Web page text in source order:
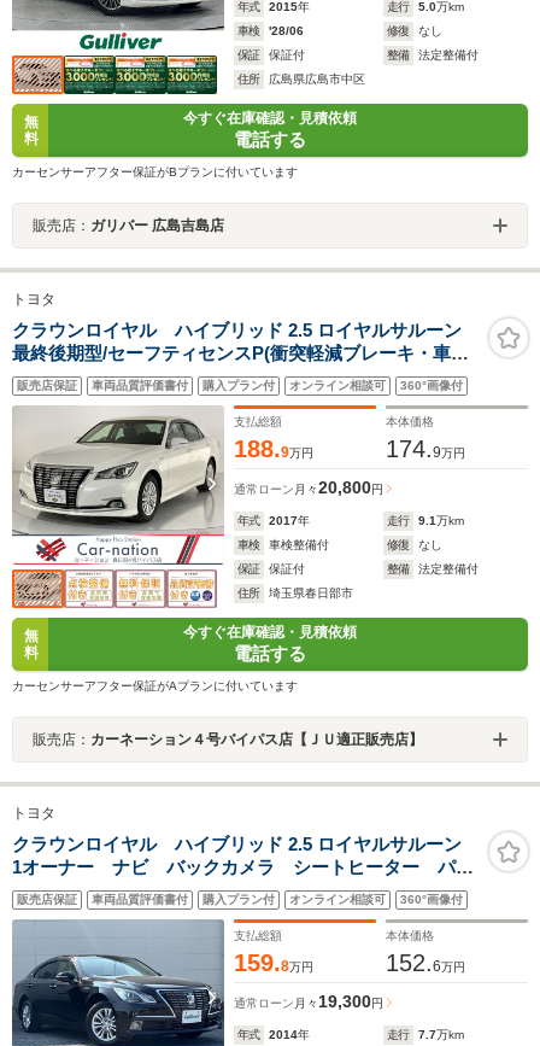
年式 2015年 走行 5.0万km
車検
'28/06 修復
なし
保証
保証付 整備
法定整備付
住所
広島県広島市中区
無
料
今すぐ在庫確認・見積依頼
電話する
カーセンサーアフター保証がBプランに付いています
販売店： ガリバー 広島吉島店
トヨタ
クラウンロイヤル ハイブリッド 2.5 ロイヤルサルーン
最終後期型/セーフティセンスP(衝突軽減ブレーキ・車線
逸脱警報・レーダークルコン・ATハイビーム)/LEDヘッド
ランプ/前席パワーシート/TコネクトSDナビ(Blu-ray対応)/
スーパーライブサウンド/フルセグTV/Bカメラ
販売店保証 車両品質評価書付 購入プラン付 オンライン相談可 360°画像付
支払総額
188.9万円
本体価格
174.9万円
通常ローン 月々20,800円
年式 2017年 走行 9.1万km
車検
車検整備付 修復
なし
保証
保証付 整備
法定整備付
住所
埼玉県春日部市
無
料
今すぐ在庫確認・見積依頼
電話する
カーセンサーアフター保証がAプランに付いています
販売店： カーネーション４号バイパス店【ＪＵ適正販売店】
トヨタ
クラウンロイヤル ハイブリッド 2.5 ロイヤルサルーン
1オーナー ナビ バックカメラ シートヒーター パワ
ーシート ステアヒーター ドラレコ クルコン フル
セグTV スマートキー プッシュスタート スペアキ
ー 横滑り防止 オートライト 16インチAW
販売店保証 車両品質評価書付 購入プラン付 オンライン相談可 360°画像付
支払総額
159.8万円
本体価格
152.6万円
通常ローン 月々 19,300円
年式 2014年 走行 7.7万km